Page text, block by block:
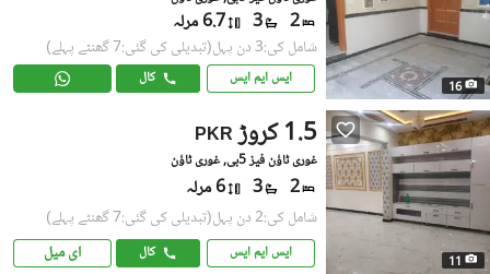
16
2
3 6.7 مرلہ
شامل کی:3 دن پہل (تبدیلی کی گئی:7 گھنٹے پہلے)
ایس ایم ایس کال
11
PKR 1.5 کروڑ
غوری ٹاؤن فیز 5بی, غوری ٹاؤن
2
3 6 مرلہ
شامل کی:2 دن پہل (تبدیلی کی گئی:7 گھنٹے پہلے)
ایس ایم ایس کال ای میل